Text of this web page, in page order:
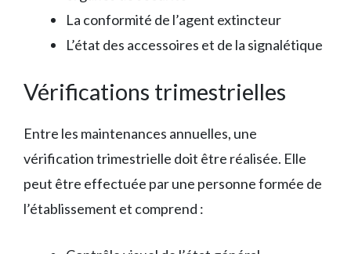
La conformité de l’agent extincteur
L’état des accessoires et de la signalétique
Vérifications trimestrielles
Entre les maintenances annuelles, une
vérification trimestrielle doit être réalisée. Elle
peut être effectuée par une personne formée de
l’établissement et comprend :